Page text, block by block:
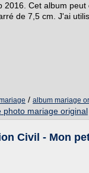
2016. Cet album
de 7,5 cm. J'ai
/ album mariage
photo mariage original
Civil - Mon